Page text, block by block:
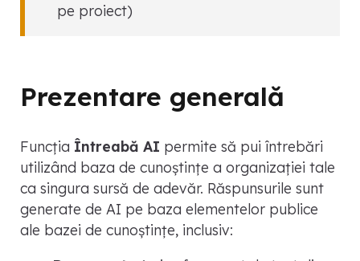
pe proiect)
Prezentare generală
Funcția Întreabă AI permite să pui întrebări
utilizând baza de cunoștințe a organizației tale
ca singura sursă de adevăr. Răspunsurile sunt
generate de AI pe baza elementelor publice
ale bazei de cunoștințe, inclusiv: